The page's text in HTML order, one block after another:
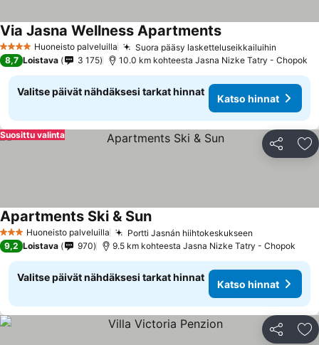
4 TähtiluokitusHuoneisto palveluilla Suora pääsy lasketteluseikkailuihin
Via Jasna Wellness Apartments
8,7 Loistava 3 175 10.0 km kohteesta Jasna Nizke Tatry - Chopok
Valitse päivät nähdäksesi tarkat hinnat
Katso hinnat
Jaa
Suosittu valinta
3 Tähtiluokitus
Huoneisto palveluilla Portti Jasnán hiihtokeskukseen
Apartments Ski & Sun
9,2 Loistava 970 9.5 km kohteesta Jasna Nizke Tatry - Chopok
Valitse päivät nähdäksesi tarkat hinnat
Katso hinnat
Jaa